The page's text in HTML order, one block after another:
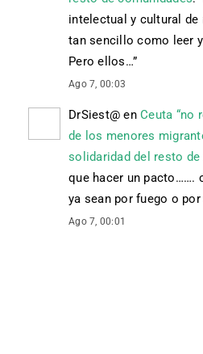
intelectual y cultural de
tan sencillo como leer
Pero ellos…”
Ago 7, 00:03
DrSiest@ en Ceuta “no
de los menores
solidaridad del resto de
que hacer un pacto…….
ya sean por fuego o
Ago 7, 00:01